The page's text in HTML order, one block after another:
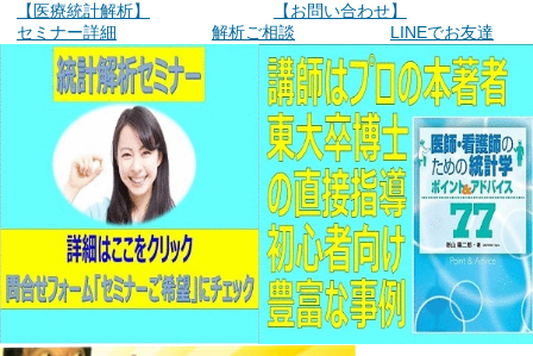
【医療統計解析】
【お問い合わせ】
セミナー詳細
解析ご相談 LINEでお友達